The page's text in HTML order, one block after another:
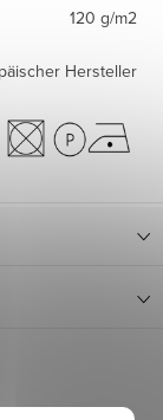
120 g/m2
Hersteller